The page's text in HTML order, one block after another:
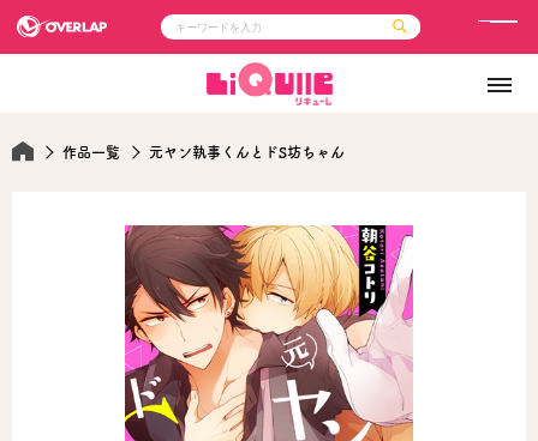
LiQulle
ラブパルフェ
ライトノベル
ノベルスf
ロサージュノベルス
企業
会社概要
採用情報
オーバーラップホールディングス
お問い合わせはこちら
オーバーラップ文庫
オーバーラップノベルス
メ
作品一覧 元ヤン執事くんとドS坊ちゃん